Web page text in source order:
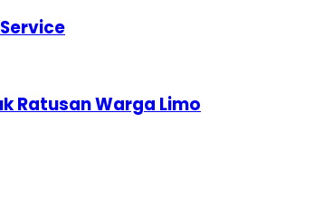
Ratusan Warga Limo